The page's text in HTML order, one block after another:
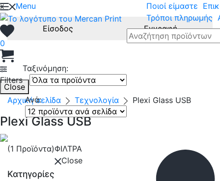
Menu
0
Filters
Ταξινόμηση:
Ανά:
Ποιοί είμαστε
Τρόποι πληρωμής
x
Είσοδος Εγγραφή
Close
Αρχική σελίδα
Τεχνολογία Plexi Glass USB
Plexi Glass USB
(1 Προϊόντα)ΦΙΛΤΡΑ
Close
Κατηγορίες